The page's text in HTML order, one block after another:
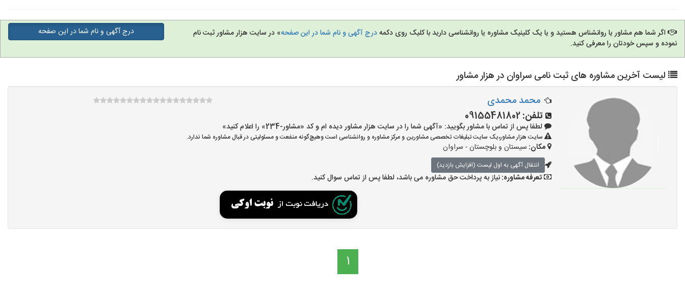
اگر شما هم مشاور یا روانشناس هستید و یا یک کلینیک مشاوره یا روانشناسی دارید با کلیک روی دکمهدرج آگهی و نام شما در این صفحه» در سایت هزار مشاور ثبت نام
نموده و سپس خودتان را معرفی کنید.
درج آگهی و نام شما در این صفحه
لیست آخرین مشاوره های ثبت نامی سراوان در هزار مشاور
محمد محمدی
تلفن:09155481802
لطفا پس از تماس با مشاور بگویید: «آگهی شما را در سایت هزار مشاور دیده ام و کد «مشاور-234» را اعلام کنید»
سایت هزار مشاور،یک سایت تبلیغات تخصصی مشاورین و مرکز مشاوره و روانشناسی است وهیچ‌گونه منفعت و مسئولیتی در قبال مشاوره شما ندارد.
مکان: سیستان و بلوچستان - سراوان
انتقال آگهی به اول لیست (افزایش بازدید)
تعرفه مشاوره:نیاز به پرداخت حق مشاوره می باشد، لطفا پس از تماس سوال کنید.
1